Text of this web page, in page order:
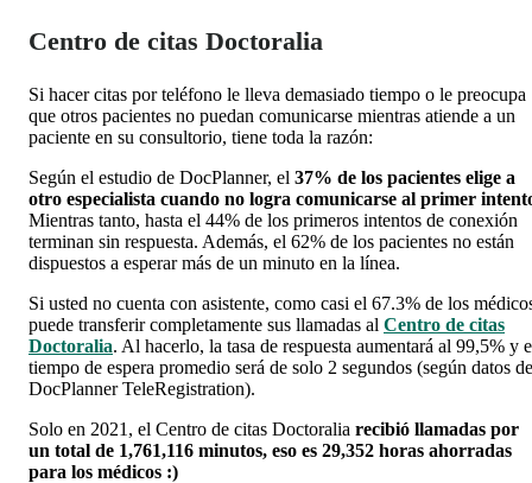
Centro de citas Doctoralia
Si hacer citas por teléfono le lleva demasiado tiempo o le preocupa
que otros pacientes no puedan comunicarse mientras atiende a un
paciente en su consultorio, tiene toda la razón:
Según el estudio de DocPlanner, el 37% de los pacientes elige a
otro especialista cuando no logra comunicarse al primer
Mientras tanto, hasta el 44% de los primeros intentos de conexión
terminan sin respuesta. Además, el 62% de los pacientes no están
dispuestos a esperar más de un minuto en la línea.
Si usted no cuenta con asistente, como casi el 67.3% de los
puede transferir completamente sus llamadas al Centro de citas
Doctoralia. Al hacerlo, la tasa de respuesta aumentará al 99,5% y
tiempo de espera promedio será de solo 2 segundos (según datos de
DocPlanner TeleRegistration).
Solo en 2021, el Centro de citas Doctoralia recibió llamadas por
un total de 1,761,116 minutos, eso es 29,352 horas ahorradas
para los médicos :)